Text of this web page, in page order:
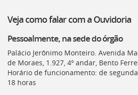
de
notícias
[]
Ir
para
o
conteúdo
Veja como falar com a Ouvidoria
Pessoalmente, na sede do órgão
Palácio Jerônimo Monteiro. Avenida
de Moraes, 1.927, 4º andar, Bento
Horário de funcionamento: de
18 horas